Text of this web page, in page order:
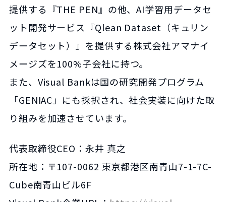
提供する『THE PEN』の他、AI学習用データセ
ット開発サービス『Qlean Dataset（キュリン
データセット）』を提供する株式会社アマナイ
メージズを100%子会社に持つ。
また、Visual Bankは国の研究開発プログラム
「GENIAC」にも採択され、社会実装に向けた取
り組みを加速させています。
代表取締役CEO：永井 真之
所在地：〒107-0062 東京都港区南青山7-1-7C-
Cube南青山ビル6F